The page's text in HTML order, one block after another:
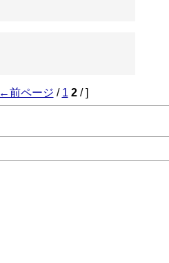
←前ページ / 1 2/ ]